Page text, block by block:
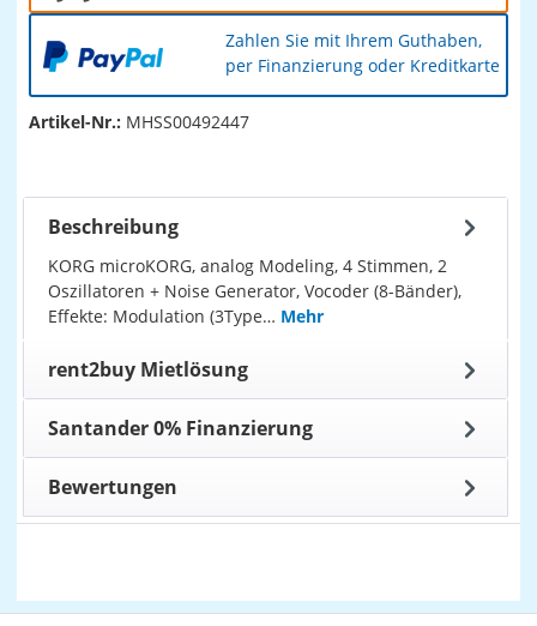
Zahlen Sie mit Ihrem Guthaben,
per Finanzierung oder Kreditkarte
Artikel-Nr.: MHSS00492447
Beschreibung
KORG microKORG, analog Modeling, 4 Stimmen, 2
Oszillatoren + Noise Generator, Vocoder (8-Bänder),
Effekte: Modulation (3Type… Mehr
rent2buy Mietlösung
Santander 0% Finanzierung
Bewertungen